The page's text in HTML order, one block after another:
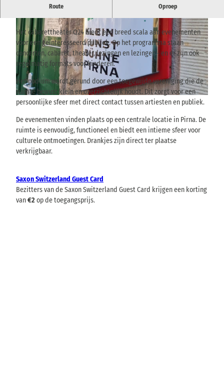
© via www.saechsische-schweiz.de , Yvonne Brückner | CC-BY-SA
www.saechsische-schweiz.de , Yvonne Brückner | CC-BY-SA
Route Oproep
Cabaretpodium met een gevarieerd programma - concerten,
Het cabarettheater Q24 biedt een breed scala aan evenementen
voor een geïnteresseerd publiek. Op het programma staan
concerten, cabaret, theater, lezingen en lezingen - en er zijn ook
regelmatig formats voor kinderen.
Het podium wordt gerund door een toegewijde vereniging die de
ruimte bewust klein en overzichtelijk houdt. Dit zorgt voor een
persoonlijke sfeer met direct contact tussen artiesten en publiek.
De evenementen vinden plaats op een centrale locatie in Pirna. De
ruimte is eenvoudig, functioneel en biedt een intieme sfeer voor
culturele ontmoetingen. Drankjes zijn direct ter plaatse
verkrijgbaar.
Saxon Switzerland Guest Card
Bezitters van de Saxon Switzerland Guest Card krijgen een korting
van€2 op de toegangsprijs.